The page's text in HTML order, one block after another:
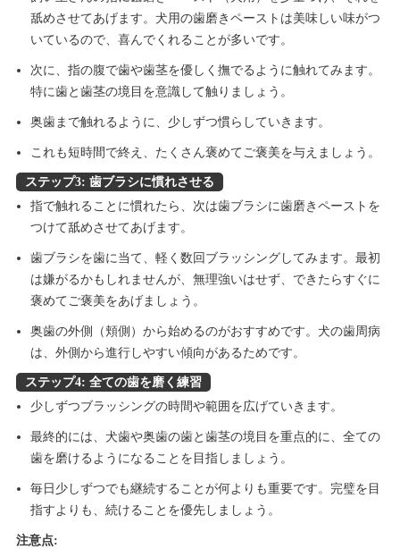
舐めさせてあげます。犬用の歯磨きペーストは美味しい味がつ
いているので、喜んでくれることが多いです。
次に、指の腹で歯や歯茎を優しく撫でるように触れてみます。
特に歯と歯茎の境目を意識して触りましょう。
奥歯まで触れるように、少しずつ慣らしていきます。
これも短時間で終え、たくさん褒めてご褒美を与えましょう。
ステップ3: 歯ブラシに慣れさせる
指で触れることに慣れたら、次は歯ブラシに歯磨きペーストを
つけて舐めさせてあげます。
歯ブラシを歯に当て、軽く数回ブラッシングしてみます。最初
は嫌がるかもしれませんが、無理強いはせず、できたらすぐに
褒めてご褒美をあげましょう。
奥歯の外側（頬側）から始めるのがおすすめです。犬の歯周病
は、外側から進行しやすい傾向があるためです。
ステップ4: 全ての歯を磨く練習
少しずつブラッシングの時間や範囲を広げていきます。
最終的には、犬歯や奥歯の歯と歯茎の境目を重点的に、全ての
歯を磨けるようになることを目指しましょう。
毎日少しずつでも継続することが何よりも重要です。完璧を目
指すよりも、続けることを優先しましょう。
注意点: